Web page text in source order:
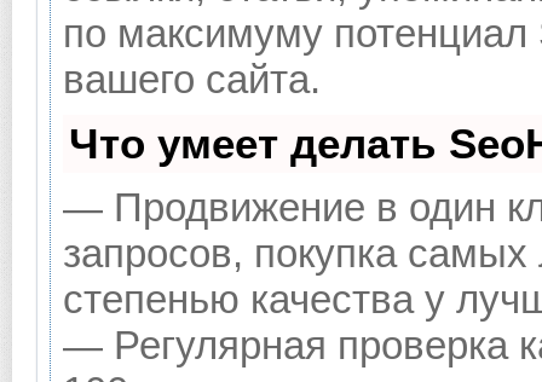
по максимуму
вашего сайта.
Что умеет делать
— Продвижение в один
запросов, покупка
степенью качества у
— Регулярная проверка